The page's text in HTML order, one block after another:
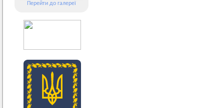
Перейти до галереї